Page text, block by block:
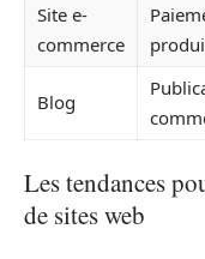
Site e-
commerce
Blog
Les tendances
de sites web